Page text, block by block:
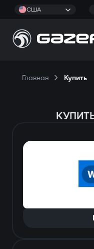
США
Главная Купить